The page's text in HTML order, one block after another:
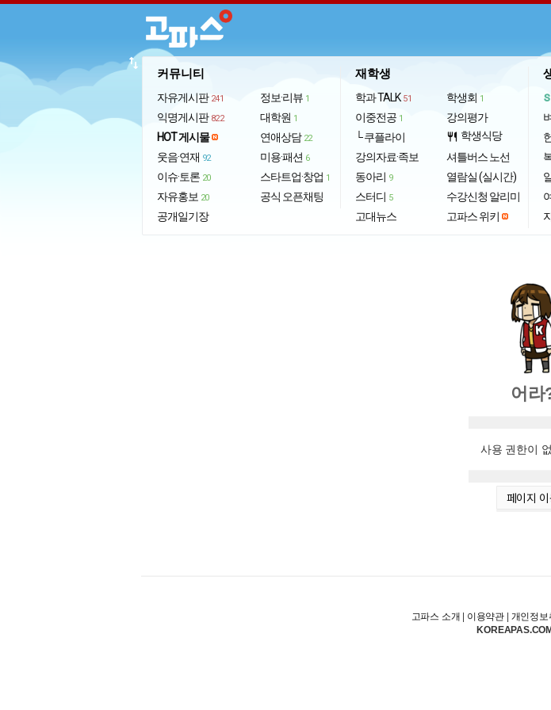
커뮤니티
자유게시판 241
익명게시판 822
HOT 게시물
웃음·연재 92
이슈·토론 20
자유홍보 20
공개일기장
정보·리뷰 1
대학원 1
연애상담 22
미용·패션 6
스타트업·창업 1
공식 오픈채팅
재학생
학과 TALK 51
이중전공 1
└ 쿠플라이
강의자료·족보
동아리 9
스터디 5
고대뉴스
학생회 1
강의평가
restaurant 학생식당
셔틀버스 노선
열람실 (실시간)
수강신청 알리미
고파스 위키
import_export
어라
사용 권한이
페이지
고파스 소개 이용약관 개인정보
KOREAPAS.COM